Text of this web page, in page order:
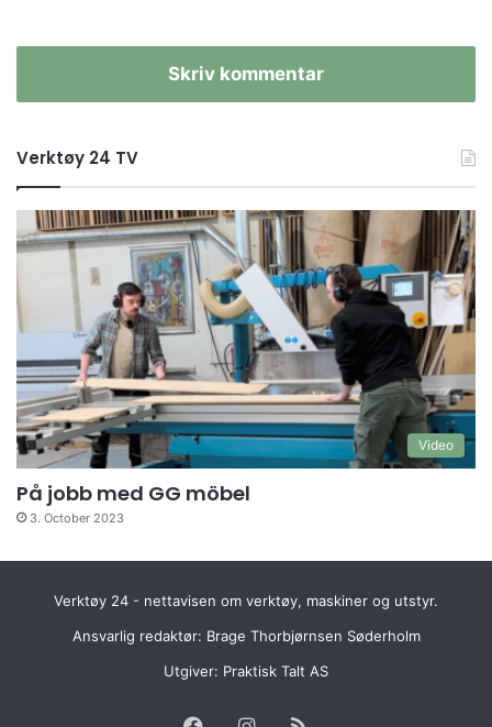
Skriv kommentar
Verktøy 24 TV
Video
På jobb med GG möbel
3. October 2023
Verktøy 24 - nettavisen om verktøy, maskiner og utstyr.
Ansvarlig redaktør: Brage Thorbjørnsen Søderholm
Utgiver: Praktisk Talt AS